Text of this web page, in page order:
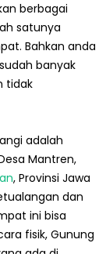
berbagai
satunya
Bahkan anda
banyak
tidak
adalah
Mantren,
, Provinsi Jawa
dan
ini bisa
fisik, Gunung